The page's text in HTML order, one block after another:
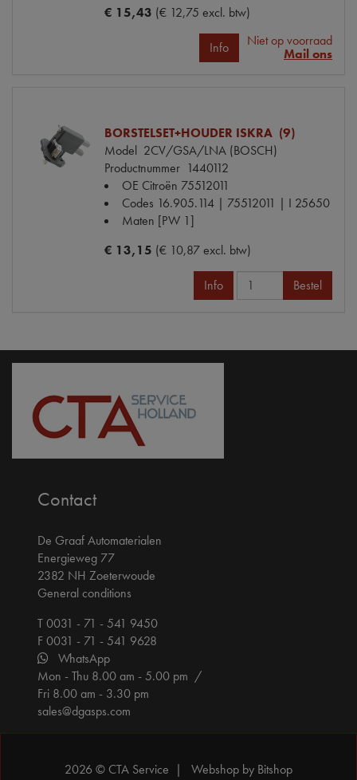
€ 15,43 (€ 12,75 excl. btw)
Info
Niet op voorraad
Mail ons
BORSTELSET+HOUDER ISKRA (9)
Model 2CV/GSA/LNA (BOSCH)
Productnummer 1440112
OE Citroën 75512011
Codes 16.905.114 | 75512011 | I 25650
Maten [PW 1]
€ 13,15 (€ 10,87 excl. btw)
Info Bestel
Contact
De Graaf Automaterialen
Energieweg 77
2382 NH Zoeterwoude
General conditions
T 0031 - 71 - 541 9450
F 0031 - 71 - 541 9628
WhatsApp
Mon - Thu 8.00 am - 5.00 pm /
Fri 8.00 am - 3.30 pm
sales@dgasps.com
2026 © CTA Service | Webshop by Bitshop